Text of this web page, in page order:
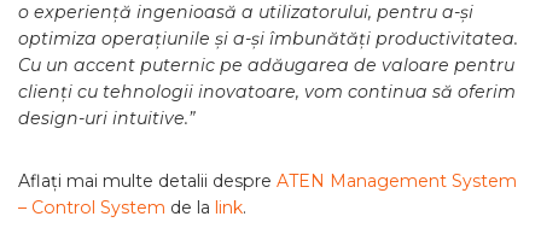
o experiență ingenioasă a utilizatorului, pentru a-și
optimiza operațiunile și a-și îmbunătăți productivitatea.
Cu un accent puternic pe adăugarea de valoare pentru
clienți cu tehnologii inovatoare, vom continua să oferim
design-uri intuitive.”
Aflați mai multe detalii despre ATEN Management System
– Control System de la link.